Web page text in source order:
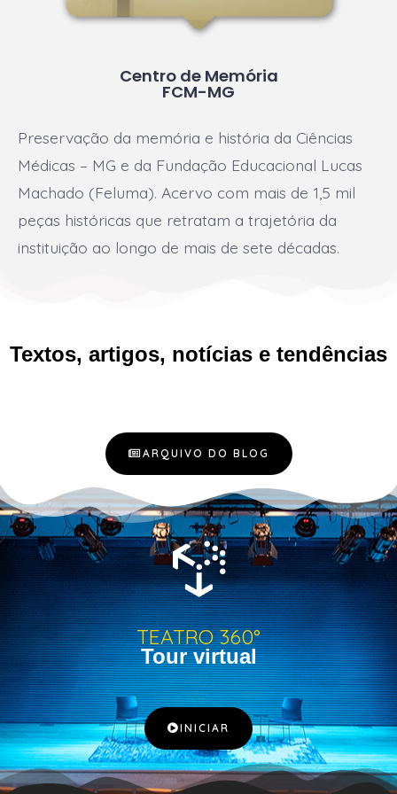
Centro de Memória
FCM-MG
Preservação da memória e história da Ciências
Médicas – MG e da Fundação Educacional Lucas
Machado (Feluma). Acervo com mais de 1,5 mil
peças históricas que retratam a trajetória da
instituição ao longo de mais de sete décadas.
Textos, artigos, notícias e tendências
ARQUIVO DO BLOG
TEATRO 360°
Tour virtual
INICIAR